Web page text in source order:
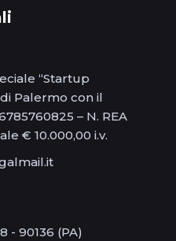
“Startup
Palermo con il
– N. REA
€ 10.000,00 i.v.
- 90136 (PA)